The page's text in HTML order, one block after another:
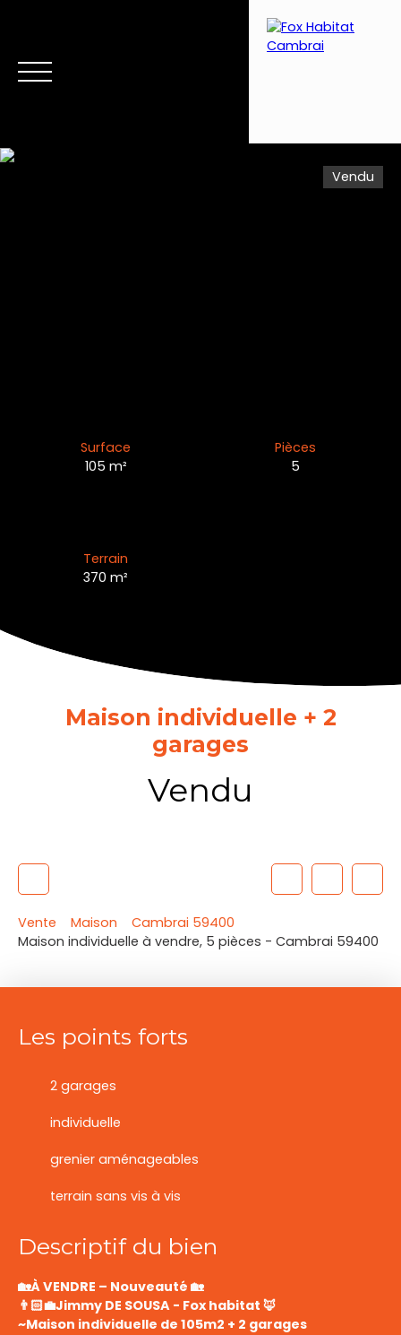
Vendu
Surface
105 m²
Pièces
5
Terrain
370m²
Maison individuelle + 2
garages
Vendu
Vente Maison
Cambrai 59400
Maison individuelle à vendre, 5 pièces - Cambrai 59400
Les points forts
2 garages
individuelle
grenier aménageables
terrain sans vis à vis
Descriptif du bien
🏡À VENDRE – Nouveauté 🏡
👨🏻‍💼Jimmy DE SOUSA - Fox habitat 🦊
~Maison individuelle de 105m2 + 2 garages